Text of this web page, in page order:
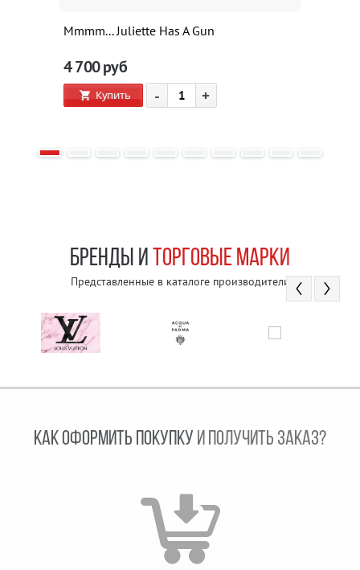
Mmmm... Juliette Has A Gun
4 700руб
Купить - +
БРЕНДЫ И ТОРГОВЫЕ МАРКИ
Представленные в каталоге производители
КАК ОФОРМИТЬ ПОКУПКУ И ПОЛУЧИТЬ ЗАКАЗ?